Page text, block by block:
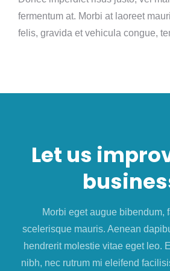
fermentum at. Morbi at laoreet
felis, gravida et vehicula congue,
Let us
Morbi eget augue bibendum,
scelerisque mauris. Aenean
hendrerit molestie vitae eget leo.
nibh, nec rutrum mi eleifend